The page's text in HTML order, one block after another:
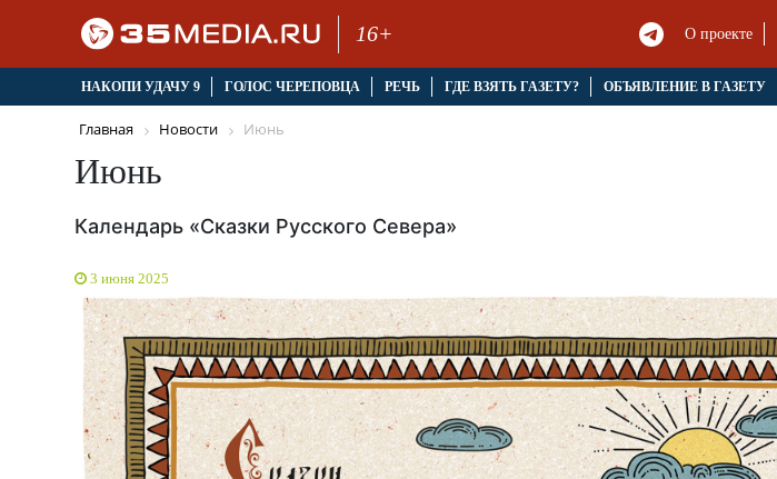
16+ О проекте
НАКОПИ УДАЧУ 9 ГОЛОС ЧЕРЕПОВЦА РЕЧЬ ГДЕ ВЗЯТЬ ГАЗЕТУ? ОБЪЯВЛЕНИЕ В ГАЗЕТУ
Главная Новости Июнь
Июнь
Календарь «Сказки Русского Севера»
3 июня 2025